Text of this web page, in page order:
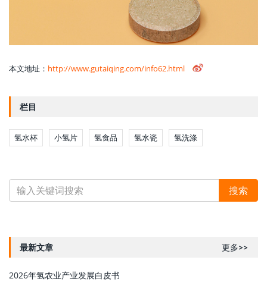
本文地址： http://www.gutaiqing.com/info62.html
栏目
氢水杯 小氢片 氢食品 氢水瓷 氢洗涤
最新文章 更多>>
2026年氢农业产业发展白皮书